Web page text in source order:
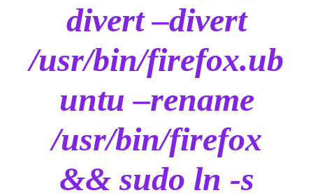
divert –divert
/usr/bin/firefox.ub
untu –rename
/usr/bin/firefox
&& sudo ln -s